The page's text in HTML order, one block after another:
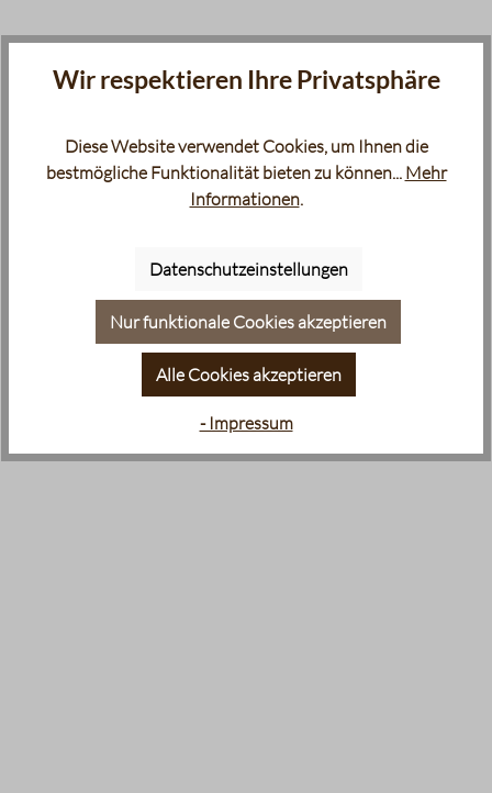
Wir respektieren Ihre Privatsphäre
Diese Website verwendet Cookies, um Ihnen die
bestmögliche Funktionalität bieten zu können... Mehr
Informationen.
Datenschutzeinstellungen
Nur funktionale Cookies akzeptieren
Alle Cookies akzeptieren
- Impressum